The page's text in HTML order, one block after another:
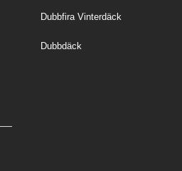
Dubbfira Vinterdäck
Dubbdäck